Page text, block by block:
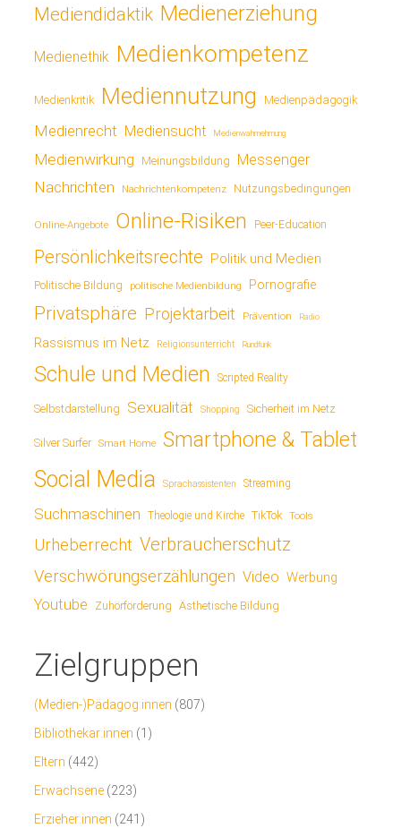
Mediendidaktik Medienerziehung
Medienethik Medienkompetenz
Medienkritik Mediennutzung Medienpädagogik
Medienrecht Mediensucht Medienwahrnehmung
Medienwirkung Meinungsbildung Messenger
Nachrichten Nachrichtenkompetenz Nutzungsbedingungen
Online-Angebote Online-Risiken Peer-Education
Persönlichkeitsrechte Politik und Medien
Politische Bildung politische Medienbildung Pornografie
Privatsphäre Projektarbeit Prävention Radio
Rassismus im Netz Religionsunterricht Rundfunk
Schule und Medien Scripted Reality
Selbstdarstellung Sexualität Shopping Sicherheit im Netz
Silver Surfer Smart Home Smartphone & Tablet
Social Media Sprachassistenten Streaming
Suchmaschinen Theologie und Kirche TikTok Tools
Urheberrecht Verbraucherschutz
Verschwörungserzählungen Video Werbung
Youtube Zuhörförderung Ästhetische Bildung
Zielgruppen
(Medien-)Pädagog:innen (807)
Bibliothekar:innen (1)
Eltern (442)
Erwachsene (223)
Erzieher:innen (241)